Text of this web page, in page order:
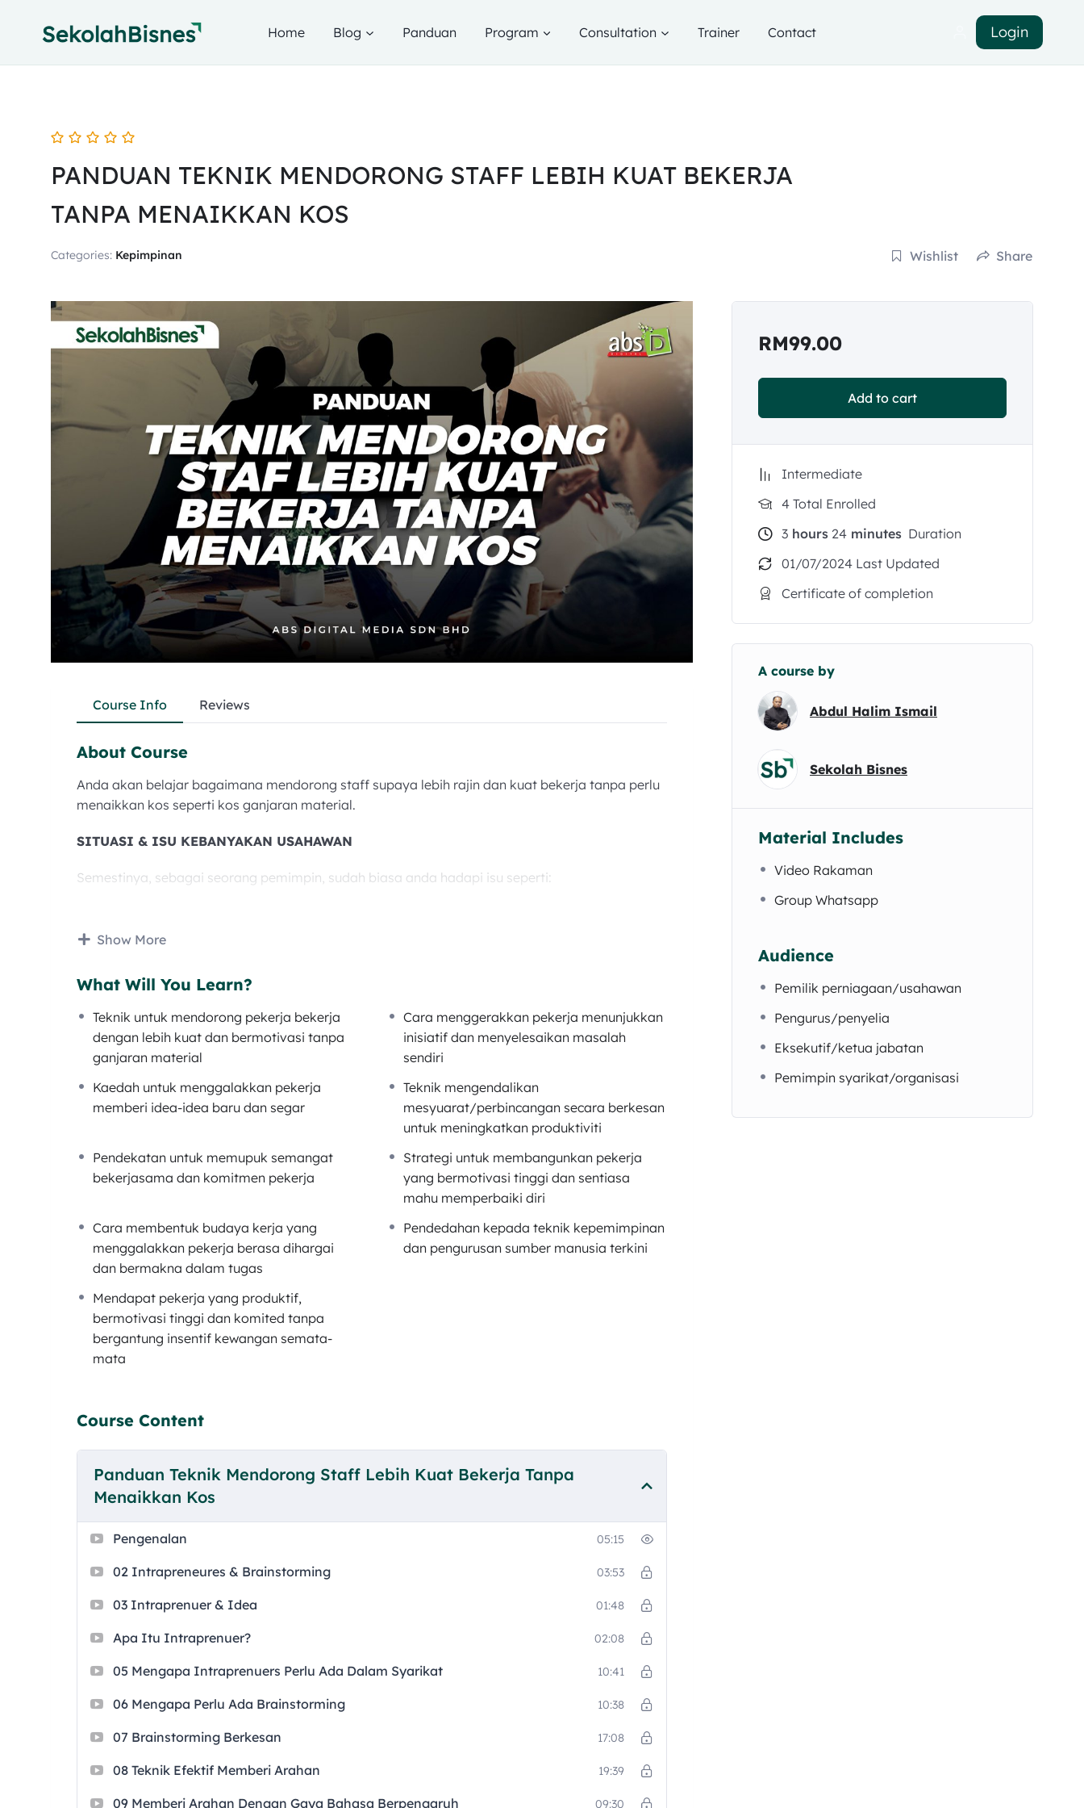
Home Blog Panduan Program Consultation Trainer Contact Login
PANDUAN TEKNIK MENDORONG STAFF LEBIH KUAT BEKERJA
TANPA MENAIKKAN KOS
Categories: Kepimpinan Wishlist Share
Course Info Reviews
About Course
Anda akan belajar bagaimana mendorong staff supaya lebih rajin dan kuat bekerja tanpa perlu
menaikkan kos seperti kos ganjaran material.
SITUASI & ISU KEBANYAKAN USAHAWAN
Semestinya, sebagai seorang pemimpin, sudah biasa anda hadapi isu seperti:
Kalau buat kerja pun, ala kadar dan hanya asal siap sahaja.
Dah train, masih buat silap yang sama berulang kali.
Risau juga kalau silap staff baru ini dapat merugikan syarikat.
MANFAAT APABILA MENGIKUTI PANDUAN TEKNIK MENDORONG STAFF
Staff lebih kuat bekerja dengan rela hati. Malah, buat kerja lebih dari yang disuruh.
Paling menarik, mereka boleh ada inisiatif sendiri untuk selesaikan masalah.
Tak perlu nak ugut, tak perlu nak marah, tak perlu nak bebel. Pekerja sendiri akan kuat
Malah, mereka lebih suka untuk beri idea dalam memajukan bisnes kita.
APA YANG ANDA AKAN BELAJAR?
Modul 1: Teknik Mendorong Staff Agar Bekerja Dengan Lebih Kuat
Bagaimana mendorong staf supaya lebih kuat bekerja selain daripada motivasi material seperti
Modul 2: Teknik Mendorong Staff Agar Suka Memberi Idea Baru.
Staff yang rajin bekerja juga mesti terdorong untuk memberi idea baru.
Modul 3: Teknik Mengendalikan Diskusi Dan Mesyuarat Dengan Berkesan
Mesyuarat yang efektif dan berkesan mampu mendorong meningkatkan produktiviti staff dan
menjana idea yang baik untuk bisnes.
Show More
What Will You Learn?
Teknik untuk mendorong pekerja bekerja
dengan lebih kuat dan bermotivasi tanpa
ganjaran material
Cara menggerakkan pekerja menunjukkan
inisiatif dan menyelesaikan masalah
sendiri
Kaedah untuk menggalakkan pekerja
memberi idea-idea baru dan segar
Teknik mengendalikan
mesyuarat/perbincangan secara berkesan
untuk meningkatkan produktiviti
Pendekatan untuk memupuk semangat
bekerjasama dan komitmen pekerja
Strategi untuk membangunkan pekerja
yang bermotivasi tinggi dan sentiasa
mahu memperbaiki diri
Cara membentuk budaya kerja yang
menggalakkan pekerja berasa dihargai
dan bermakna dalam tugas
Pendedahan kepada teknik kepemimpinan
dan pengurusan sumber manusia terkini
Mendapat pekerja yang produktif,
bermotivasi tinggi dan komited tanpa
bergantung insentif kewangan semata-
mata
Course Content
Panduan Teknik Mendorong Staff Lebih Kuat Bekerja Tanpa
Menaikkan Kos
Pengenalan 05:15
02 Intrapreneures & Brainstorming 03:53
03 Intraprenuer & Idea 01:48
Apa Itu Intraprenuer? 02:08
05 Mengapa Intraprenuers Perlu Ada Dalam Syarikat 10:41
06 Mengapa Perlu Ada Brainstorming 10:38
07 Brainstorming Berkesan 17:08
08 Teknik Efektif Memberi Arahan 19:39
09 Memberi Arahan Dengan Gaya Bahasa Berpengaruh 09:30
RM99.00
Add to cart
Intermediate
4 Total Enrolled
3 hours 24 minutes Duration
01/07/2024 Last Updated
Certificate of completion
A course by
Abdul Halim Ismail
Sekolah Bisnes
Material Includes
Video Rakaman
Group Whatsapp
Audience
Pemilik perniagaan/usahawan
Pengurus/penyelia
Eksekutif/ketua jabatan
Pemimpin syarikat/organisasi